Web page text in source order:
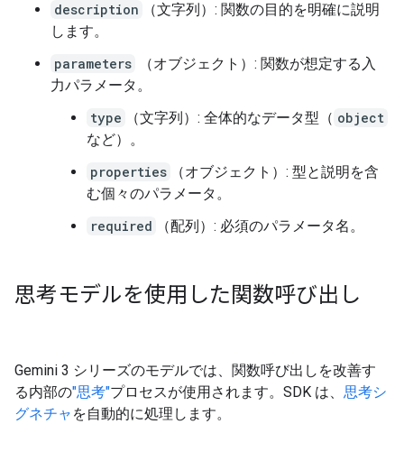
description
（文字列）: 関数の目的を明確に説明
します。
parameters
（オブジェクト）: 関数が想定する入
力パラメータ。
type
（文字列）: 全体的なデータ型（ object
など）。
properties
（オブジェクト）: 型と説明を含
む個々のパラメータ。
required
（配列）: 必須のパラメータ名。
思考モデルを使用した関数呼び出し
Gemini 3 シリーズのモデルでは、関数呼び出しを改善す
る内部の"思考"プロセスが使用されます。SDK は、 思考シ
グネチャ を自動的に処理します。